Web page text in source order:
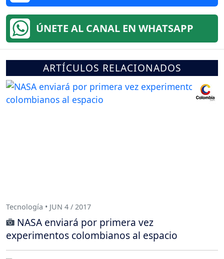
ÚNETE AL CANAL EN WHATSAPP
ARTÍCULOS RELACIONADOS
Tecnología • JUN 4 / 2017
NASA enviará por primera vez
experimentos colombianos al espacio